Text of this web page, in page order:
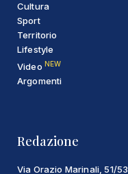
Cultura
Sport
Territorio
Lifestyle
Video NEW
Argomenti
Redazione
Via Orazio Marinali, 51/53